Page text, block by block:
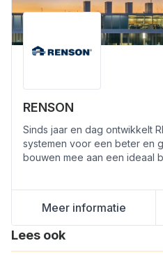
RENSON
Sinds jaar en dag ontwikkelt
systemen voor een beter en
bouwen mee aan een ideaal
Meer informatie
Lees ook